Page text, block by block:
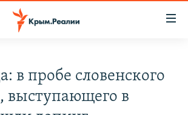
в пробе словенского
выступающего в